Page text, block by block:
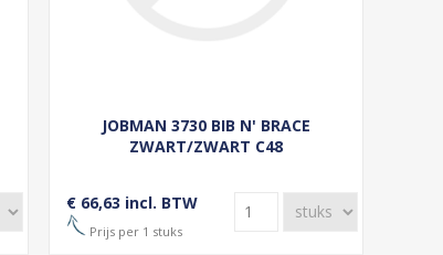
JOBMAN 3730 BIB N' BRACE
ZWART/ZWART C48
€ 66,63 incl. BTW
Prijs per 1 stuks